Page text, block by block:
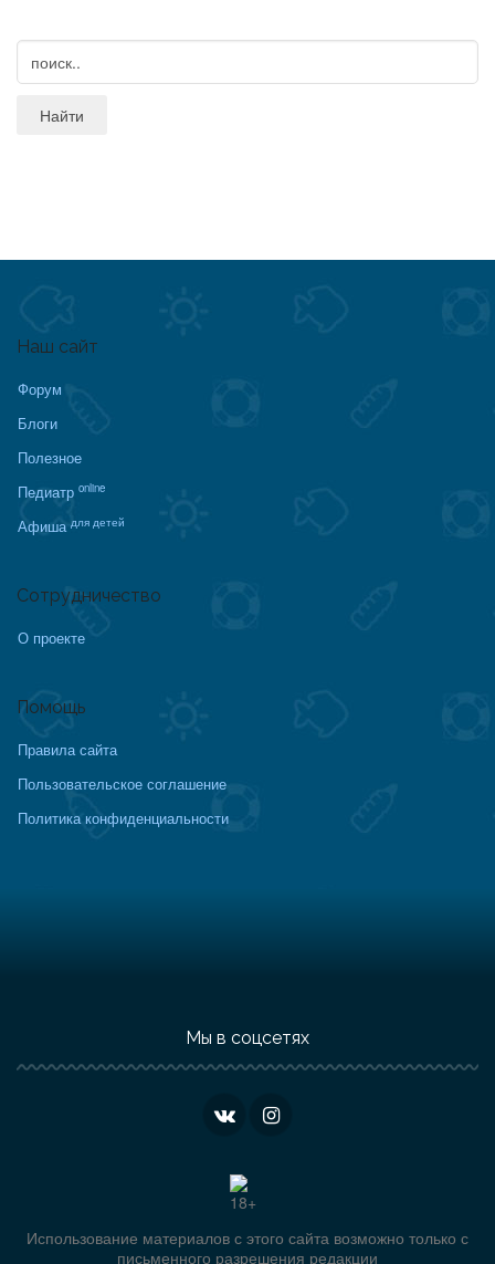
Наш сайт
Форум
Блоги
Полезное
Педиатр online
Афиша для детей
Сотрудничество
О проекте
Помощь
Правила сайта
Пользовательское соглашение
Политика конфиденциальности
Мы в соцсетях
Использование материалов с этого сайта возможно только с
письменного разрешения редакции